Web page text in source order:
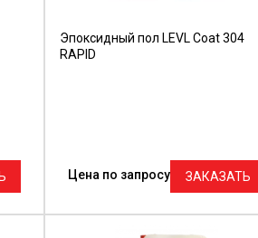
Эпоксидный пол LEVL Coat 304
RAPID
Цена по запросу ЗАКАЗАТЬ